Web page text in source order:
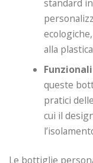
standard
alla
queste
pratici
cui il
Le bottiglie